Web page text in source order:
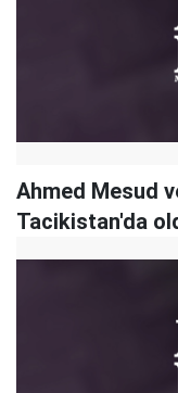
Ahmed Mesud
Tacikistan'da